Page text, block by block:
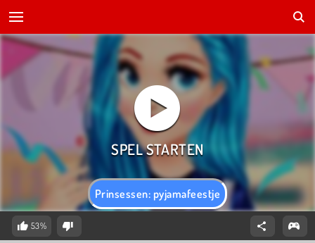
Prinsessen: pyjamafeestje
53%